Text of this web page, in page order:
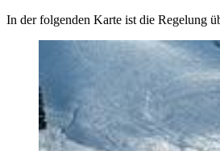
In der folgenden Karte ist die Regelung